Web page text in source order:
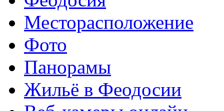
Месторасположение
Фото
Панорамы
Жильё в Феодосии